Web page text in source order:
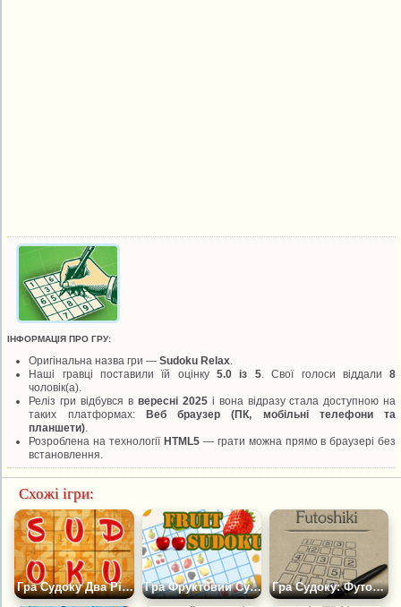
ІНФОРМАЦІЯ ПРО ГРУ:
Оригінальна назва гри —Sudoku Relax
Наші гравці поставили їй оцінку5.0 із 5. Свої голоси віддали8
чоловік(а).
Реліз гри відбувся в вересні 2025і вона відразу стала доступною на
таких платформах: Веб браузер (ПК, мобільні телефони та
планшети)
Розроблена на технології HTML5— грати можна прямо в браузері без
встановлення.
Схожі ігри:
Гра Судоку Два Рівні Складності Гра Фруктовий Судоку Гра Судоку: Футошикі